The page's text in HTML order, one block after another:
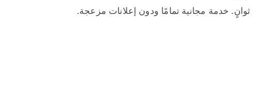
ثوانٍ. خدمة مجانية تمامًا ودون إعلانات مزعجة.